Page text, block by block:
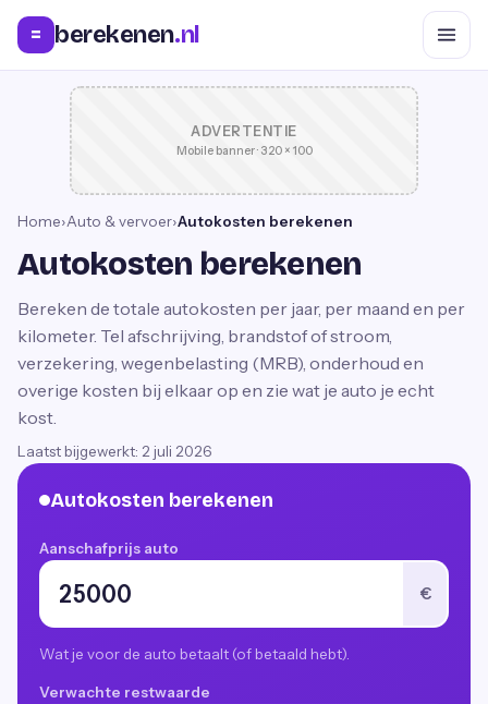
= berekenen.nl
ADVERTENTIE
Mobile banner · 320 × 100
Home›Auto & vervoer›Autokosten berekenen
Autokosten berekenen
Bereken de totale autokosten per jaar, per maand en per
kilometer. Tel afschrijving, brandstof of stroom,
verzekering, wegenbelasting (MRB), onderhoud en
overige kosten bij elkaar op en zie wat je auto je echt
kost.
Laatst bijgewerkt: 2 juli 2026
Autokosten berekenen
Aanschafprijs auto
€
Wat je voor de auto betaalt (of betaald hebt).
Verwachte restwaarde